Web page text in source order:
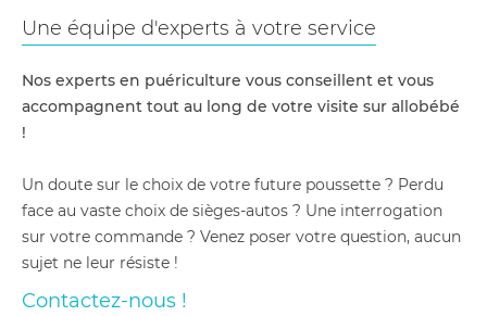
Une équipe d'experts à votre service
Nos experts en puériculture vous conseillent et vous
accompagnent tout au long de votre visite sur allobébé
!
Un doute sur le choix de votre future poussette ? Perdu
face au vaste choix de sièges-autos ? Une interrogation
sur votre commande ? Venez poser votre question, aucun
sujet ne leur résiste !
Contactez-nous !